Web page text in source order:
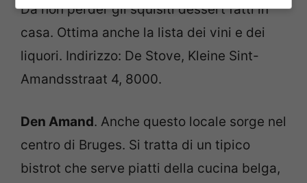
Da non perder gli squisiti dessert fatti in
casa. Ottima anche la lista dei vini e dei
liquori. Indirizzo: De Stove, Kleine Sint-
Amandsstraat 4, 8000.
Den Amand. Anche questo locale sorge nel
centro di Bruges. Si tratta di un tipico
bistrot che serve piatti della cucina belga,